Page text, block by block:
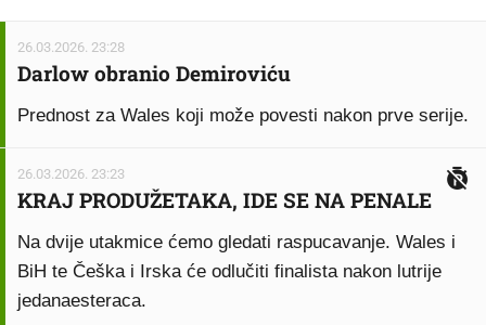
26.03.2026. 23:28
Darlow obranio Demiroviću
Prednost za Wales koji može povesti nakon prve serije.
26.03.2026. 23:23
KRAJ PRODUŽETAKA, IDE SE NA PENALE
Na dvije utakmice ćemo gledati raspucavanje. Wales i
BiH te Češka i Irska će odlučiti finalista nakon lutrije
jedanaesteraca.